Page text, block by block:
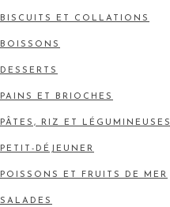
BISCUITS ET COLLATIONS
BOISSONS
DESSERTS
PAINS ET BRIOCHES
PÂTES, RIZ ET LÉGUMINEUSES
PETIT-DÉJEUNER
POISSONS ET FRUITS DE MER
SALADES